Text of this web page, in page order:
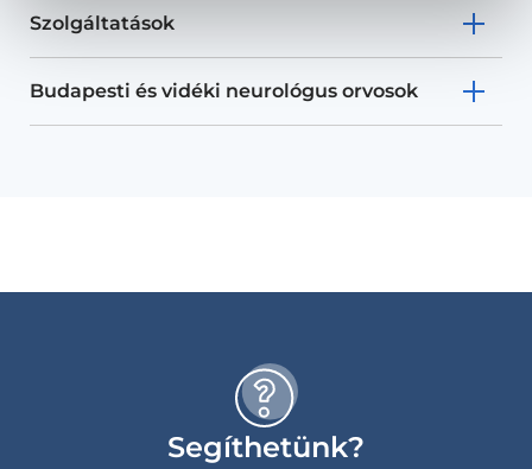
Szolgáltatások
Budapesti és vidéki neurológus orvosok
Segíthetünk?